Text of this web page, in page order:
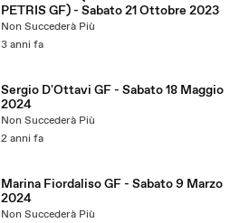
PETRIS GF) - Sabato 21 Ottobre 2023
Non Succederà Più
3 anni fa
Sergio D'Ottavi GF - Sabato 18 Maggio
2024
Non Succederà Più
2 anni fa
Marina Fiordaliso GF - Sabato 9 Marzo
2024
Non Succederà Più